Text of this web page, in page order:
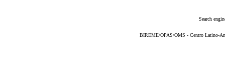
Search
BIREME/OPAS/OMS - Centro Latino-